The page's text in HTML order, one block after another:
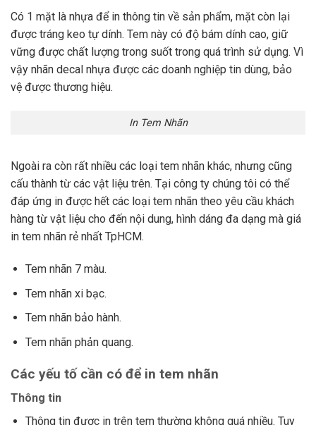
Có 1 mặt là nhựa để in thông tin về sản phẩm, mặt còn lại
được tráng keo tự dính. Tem này có độ bám dính cao, giữ
vững được chất lượng trong suốt trong quá trình sử dụng. Vì
vậy nhãn decal nhựa được các doanh nghiệp tin dùng, bảo
vệ được thương hiệu.
In Tem Nhãn
Ngoài ra còn rất nhiều các loại tem nhãn khác, nhưng cũng
cấu thành từ các vật liệu trên. Tại công ty chúng tôi có thể
đáp ứng in được hết các loại tem nhãn theo yêu cầu khách
hàng từ vật liệu cho đến nội dung, hình dáng đa dạng mà giá
in tem nhãn rẻ nhất TpHCM.
Tem nhãn 7 màu.
Tem nhãn xi bạc.
Tem nhãn bảo hành.
Tem nhãn phản quang.
Các yếu tố cần có để in tem nhãn
Thông tin
Thông tin được in trên tem thường không quá nhiều. Tuy